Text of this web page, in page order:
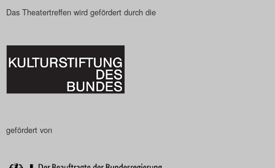
Das Theatertreffen wird gefördert durch die
gefördert von